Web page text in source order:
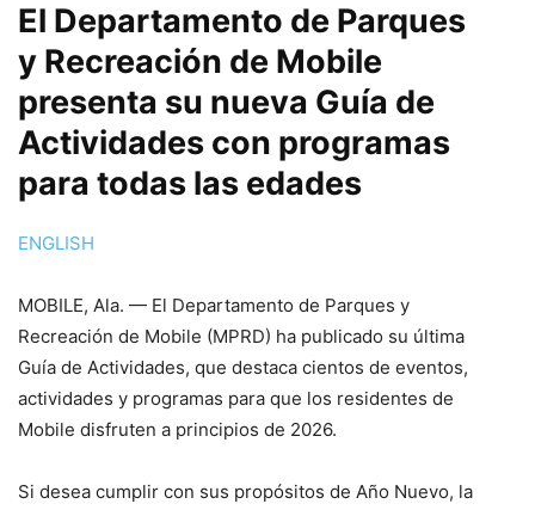
El Departamento de Parques
y Recreación de Mobile
presenta su nueva Guía de
Actividades con programas
para todas las edades
ENGLISH
MOBILE, Ala. — El Departamento de Parques y
Recreación de Mobile (MPRD) ha publicado su última
Guía de Actividades, que destaca cientos de eventos,
actividades y programas para que los residentes de
Mobile disfruten a principios de 2026.
Si desea cumplir con sus propósitos de Año Nuevo, la